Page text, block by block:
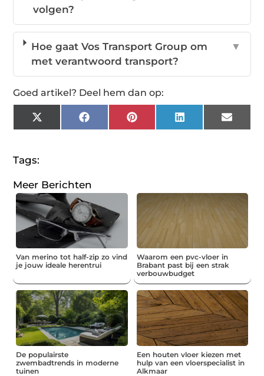
volgen?
Hoe gaat Vos Transport Group om
met verantwoord transport?
▼
Goed artikel? Deel hem dan op:
X
(Twitter)
FacebookPinterestLinkedInEmail
Tags:
Meer Berichten
Van merino tot half-zip zo vind
je jouw ideale herentrui
Waarom een pvc-vloer in
Brabant past bij een strak
verbouwbudget
De populairste
zwembadtrends in moderne
tuinen
Een houten vloer kiezen met
hulp van een vloerspecialist in
Alkmaar